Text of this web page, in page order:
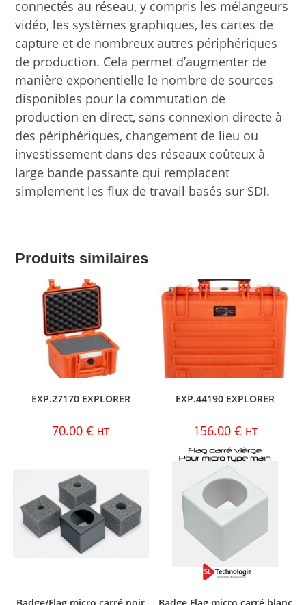
connectés au réseau, y compris les mélangeurs
vidéo, les systèmes graphiques, les cartes de
capture et de nombreux autres périphériques
de production. Cela permet d’augmenter de
manière exponentielle le nombre de sources
disponibles pour la commutation de
production en direct, sans connexion directe à
des périphériques, changement de lieu ou
investissement dans des réseaux coûteux à
large bande passante qui remplacent
simplement les flux de travail basés sur SDI.
Produits similaires
EXP.27170 EXPLORER
70.00€ HT
EXP.44190 EXPLORER
156.00 € HT